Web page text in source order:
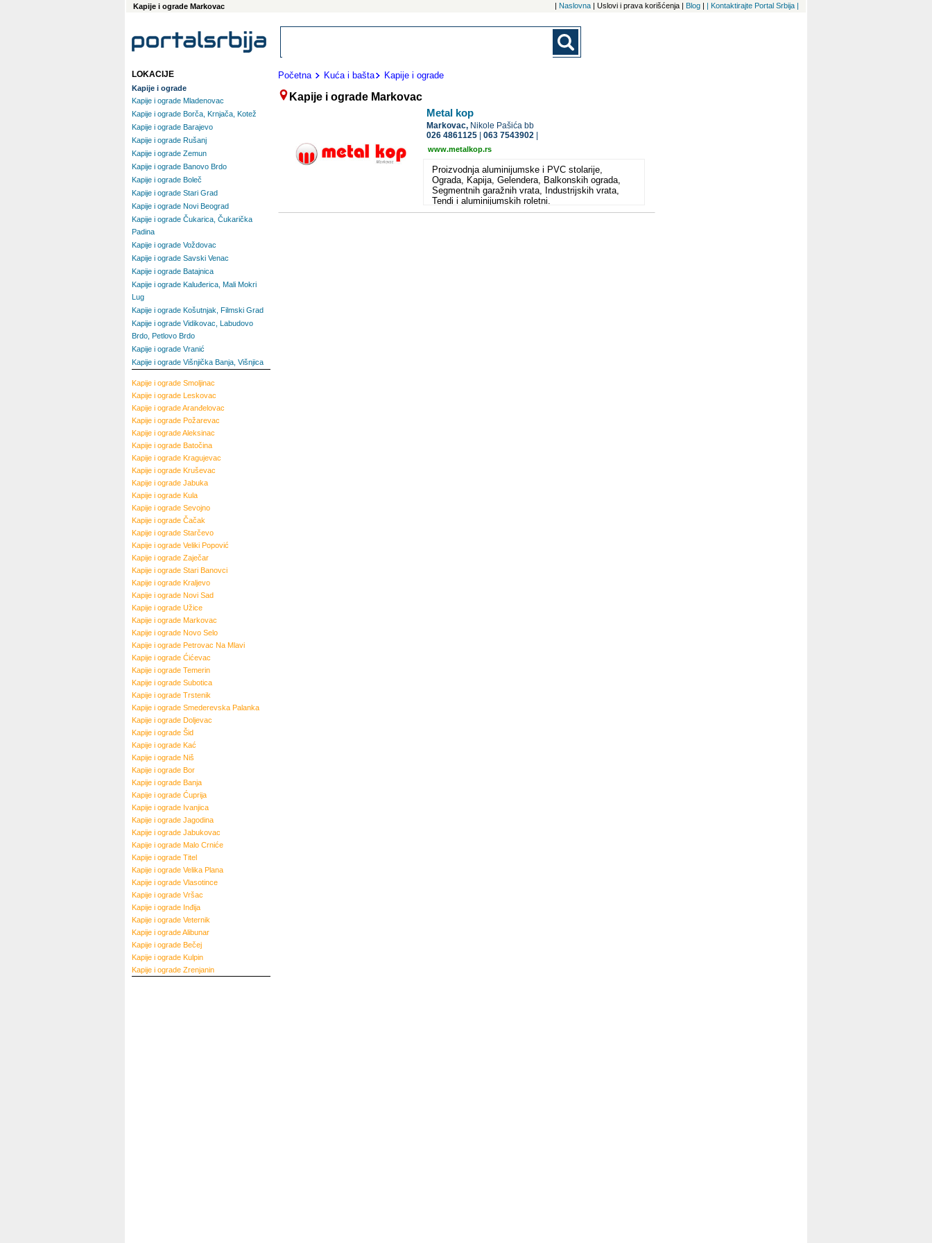
Kapije i ograde Markovac | Naslovna | Uslovi i prava korišćenja | Blog | | Kontaktirajte Portal Srbija |
Početna Kuća i bašta Kapije i ograde
Kapije i ograde Markovac
Metal kop
Markovac, Nikole Pašića bb
026 4861125 |063 7543902
www.metalkop.rs
Proizvodnja aluminijumske i PVC stolarije,
Ograda, Kapija, Gelendera, Balkonskih ograda,
Segmentnih garažnih vrata, Industrijskih vrata,
Tendi i aluminijumskih roletni.
LOKACIJE
Kapije i ograde
Kapije i ograde Mladenovac
Kapije i ograde Borča, Krnjača, Kotež
Kapije i ograde Barajevo
Kapije i ograde Rušanj
Kapije i ograde Zemun
Kapije i ograde Banovo Brdo
Kapije i ograde Boleč
Kapije i ograde Stari Grad
Kapije i ograde Novi Beograd
Kapije i ograde Čukarica, Čukarička
Padina
Kapije i ograde Voždovac
Kapije i ograde Savski Venac
Kapije i ograde Batajnica
Kapije i ograde Kaluđerica, Mali Mokri
Lug
Kapije i ograde Košutnjak, Filmski Grad
Kapije i ograde Vidikovac, Labudovo
Brdo, Petlovo Brdo
Kapije i ograde Vranić
Kapije i ograde Višnjička Banja, Višnjica
Kapije i ograde Smoljinac
Kapije i ograde Leskovac
Kapije i ogradeAranđelovac
Kapije i ograde Požarevac
Kapije i ogradeAleksinac
Kapije i ograde Batočina
Kapije i ograde Kragujevac
Kapije i ograde Kruševac
Kapije i ograde Jabuka
Kapije i ograde Kula
Kapije i ograde Sevojno
Kapije i ograde Čačak
Kapije i ograde Starčevo
Kapije i ograde Veliki Popović
Kapije i ograde Zaječar
Kapije i ograde Stari Banovci
Kapije i ograde Kraljevo
Kapije i ograde Novi Sad
Kapije i ograde Užice
Kapije i ograde Markovac
Kapije i ograde Novo Selo
Kapije i ograde Petrovac Na Mlavi
Kapije i ograde Ćićevac
Kapije i ograde Temerin
Kapije i ograde Subotica
Kapije i ograde Trstenik
Kapije i ograde Smederevska Palanka
Kapije i ograde Doljevac
Kapije i ograde Šid
Kapije i ograde Kać
Kapije i ograde Niš
Kapije i ograde Bor
Kapije i ograde Banja
Kapije i ograde Ćuprija
Kapije i ograde Ivanjica
Kapije i ograde Jagodina
Kapije i ograde Jabukovac
Kapije i ograde Malo Crniće
Kapije i ograde Titel
Kapije i ograde Velika Plana
Kapije i ograde Vlasotince
Kapije i ograde Vršac
Kapije i ograde Inđija
Kapije i ograde Veternik
Kapije i ogradeAlibunar
Kapije i ograde Bečej
Kapije i ograde Kulpin
Kapije i ograde Zrenjanin